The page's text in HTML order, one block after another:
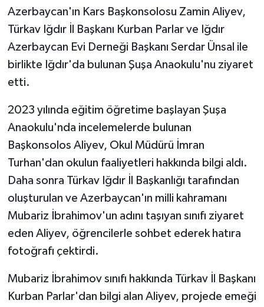
Azerbaycan'ın Kars Başkonsolosu Zamin Aliyev,
Türkav Iğdır İl Başkanı Kurban Parlar ve Iğdır
Azerbaycan Evi Derneği Başkanı Serdar Ünsal ile
birlikte Iğdır'da bulunan Şuşa Anaokulu'nu ziyaret
etti.
2023 yılında eğitim öğretime başlayan Şuşa
Anaokulu'nda incelemelerde bulunan
Başkonsolos Aliyev, Okul Müdürü İmran
Turhan'dan okulun faaliyetleri hakkında bilgi aldı.
Daha sonra Türkav Iğdır İl Başkanlığı tarafından
oluşturulan ve Azerbaycan'ın milli kahramanı
Mubariz İbrahimov'un adını taşıyan sınıfı ziyaret
eden Aliyev, öğrencilerle sohbet ederek hatıra
fotoğrafı çektirdi.
Mubariz İbrahimov sınıfı hakkında Türkav İl Başkanı
Kurban Parlar'dan bilgi alan Aliyev, projede emeği